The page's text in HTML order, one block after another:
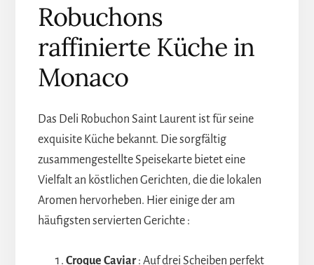
Robuchons
raffinierte Küche in
Monaco
Das Deli Robuchon Saint Laurent ist für seine
exquisite Küche bekannt. Die sorgfältig
zusammengestellte Speisekarte bietet eine
Vielfalt an köstlichen Gerichten, die die lokalen
Aromen hervorheben. Hier einige der am
häufigsten servierten Gerichte :
Croque Caviar: Auf drei Scheiben perfekt